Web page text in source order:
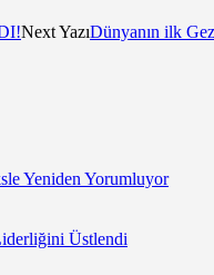
Next YazıDünyanın ilk
Yeniden Yorumluyor
Üstlendi